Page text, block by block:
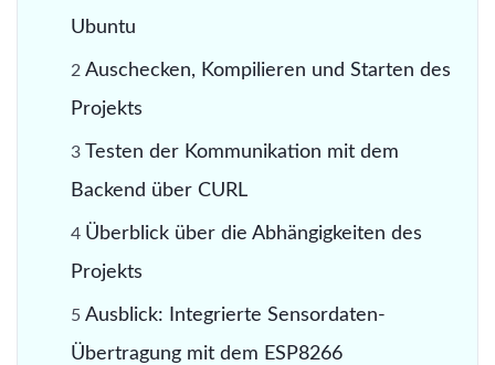
Ubuntu
Auschecken, Kompilieren und Starten des
Projekts
Testen der Kommunikation mit dem
Backend über CURL
Überblick über die Abhängigkeiten des
Projekts
Ausblick: Integrierte Sensordaten-
Übertragung mit dem ESP8266